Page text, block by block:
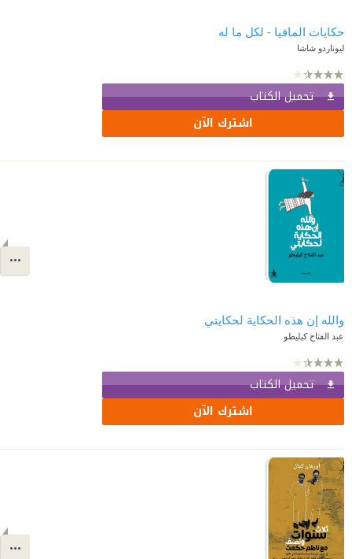
حكايات المافيا - لكل ما له
ليوناردو شاشا
تحميل الكتاب
اشترك الآن
والله إن هذه الحكاية لحكايتي
عبد الفتاح كيليطو
تحميل الكتاب
اشترك الآن